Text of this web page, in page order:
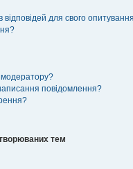
для свого
модератору?
повідомлення?
тем